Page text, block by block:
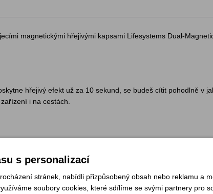
magnetickými hřejivými kapsami Lifesystems Dual-
hřejivý efekt už za 10 sekund, se budeš cítit pohodlně v
i na cestách.
nezbytným parťákem pro treky v chladném počasí,
s personalizací
stránek, nabídli přizpůsobený obsah nebo reklamu a
soubory cookies, které sdílíme se svými partnery pro